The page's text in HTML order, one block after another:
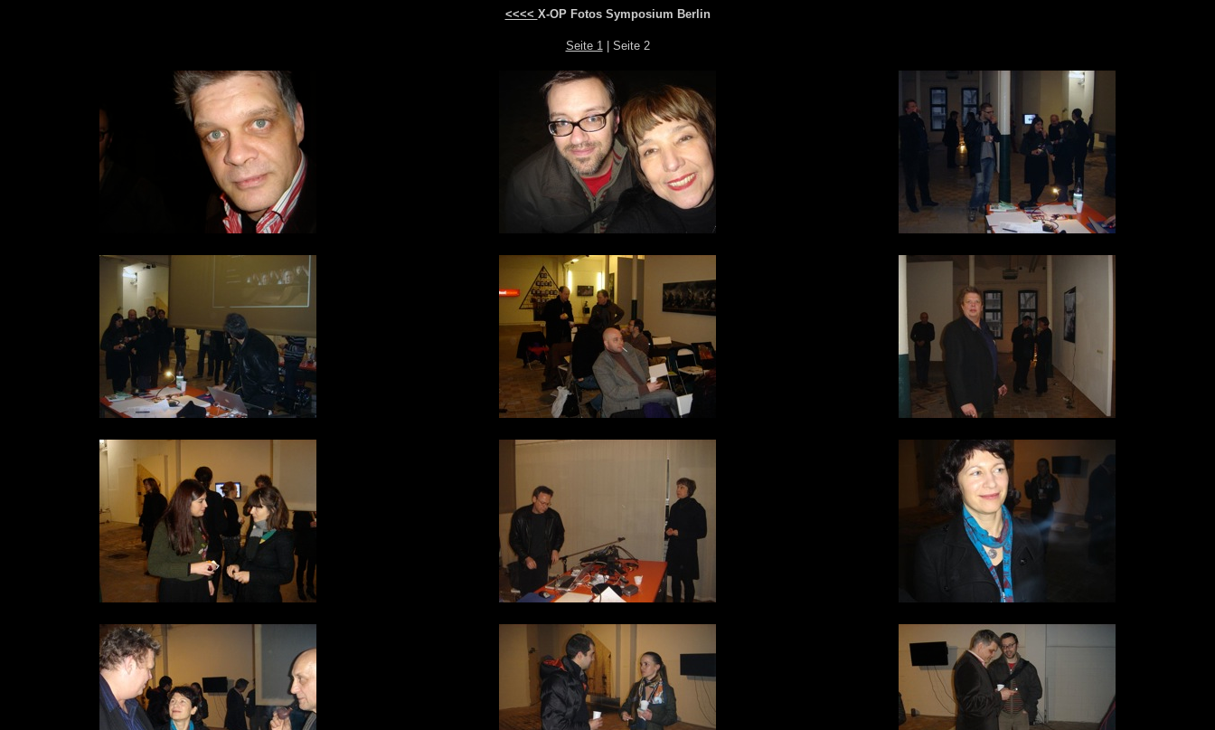
<<<< X-OP Fotos Symposium Berlin
Seite 1 | Seite 2